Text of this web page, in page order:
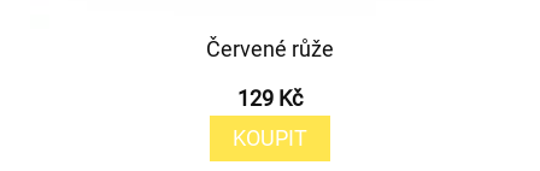
Červené růže
129 Kč
KOUPIT